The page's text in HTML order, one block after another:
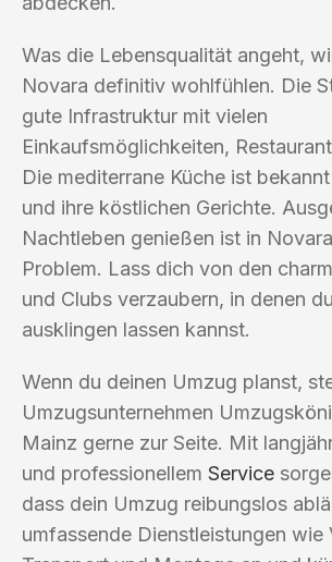
Was die Lebensqualität angeht,
Novara definitiv wohlfühlen. Die
gute Infrastruktur mit vielen
Einkaufsmöglichkeiten,
Die mediterrane Küche ist
und ihre köstlichen Gerichte.
Nachtleben genießen ist in
Problem. Lass dich von den
und Clubs verzaubern, in denen
ausklingen lassen kannst.
Wenn du deinen Umzug planst,
Umzugsunternehmen
Mainz gerne zur Seite. Mit
und professionellem Service
dass dein Umzug reibungslos
umfassende Dienstleistungen wie